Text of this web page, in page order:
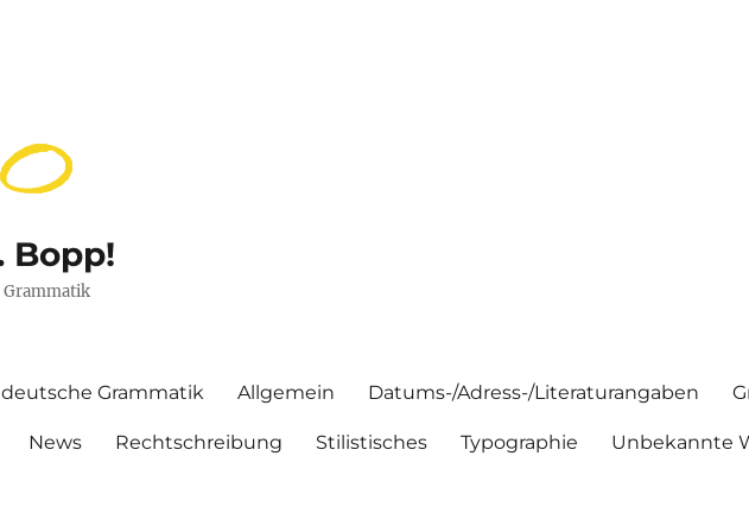
Bopp!
Grammatik
deutsche Grammatik Allgemein Datums-/Adress-/Literaturangaben
News Rechtschreibung Stilistisches Typographie Unbekannte